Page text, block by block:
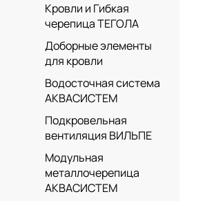
Кровли и Гибкая
черепица ТЕГОЛА
Доборные элементы
для кровли
Водосточная система
АКВАСИСТЕМ
Подкровельная
вентиляция ВИЛЬПЕ
Модульная
металлочерепица
АКВАСИСТЕМ